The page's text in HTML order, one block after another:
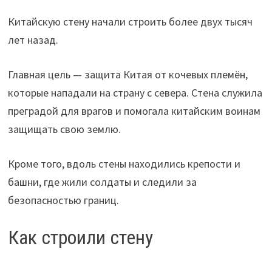
Китайскую стену начали строить более двух тысяч
лет назад.
Главная цель — защита Китая от кочевых племён,
которые нападали на страну с севера. Стена служила
преградой для врагов и помогала китайским воинам
защищать свою землю.
Кроме того, вдоль стены находились крепости и
башни, где жили солдаты и следили за
безопасностью границ.
Как строили стену